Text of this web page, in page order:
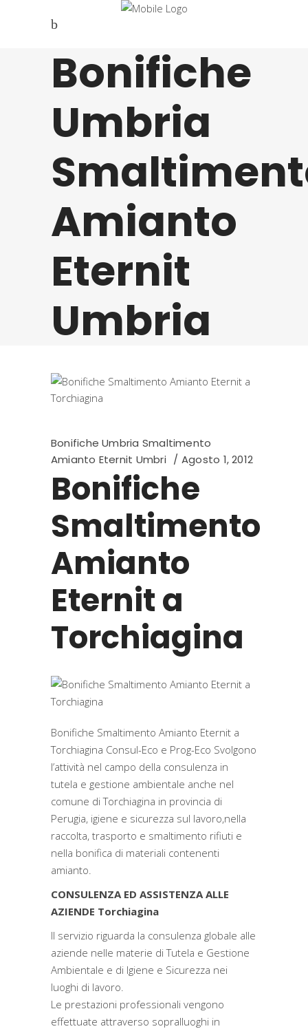
Bonifiche
Umbria
Amianto
Eternit
Umbria
Bonifiche Umbria Smaltimento
Amianto Eternit Umbri
Agosto 1, 2012
Bonifiche
Smaltimento
Amianto
Eternit a
Torchiagina
Bonifiche Smaltimento Amianto Eternit a
Torchiagina Consul-Eco e Prog-Eco Svolgono
l’attività nel campo della consulenza in
tutela e gestione ambientale anche nel
comune di Torchiagina in provincia di
Perugia, igiene e sicurezza sul lavoro,nella
raccolta, trasporto e smaltimento rifiuti e
nella bonifica di materiali contenenti
amianto.
CONSULENZA ED ASSISTENZA ALLE
AZIENDE Torchiagina
Il servizio riguarda la consulenza globale alle
aziende nelle materie di Tutela e Gestione
Ambientale e di Igiene e Sicurezza nei
luoghi di lavoro.
Le prestazioni professionali vengono
effettuate attraverso sopralluoghi in